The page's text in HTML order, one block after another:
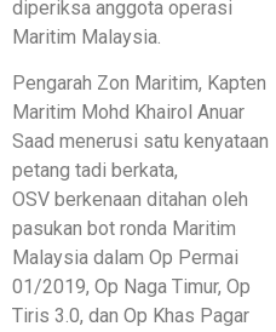
diperiksa anggota operasi
Maritim Malaysia.
Pengarah Zon Maritim, Kapten
Maritim Mohd Khairol Anuar
Saad menerusi satu kenyataan
petang tadi berkata,
OSV berkenaan ditahan oleh
pasukan bot ronda Maritim
Malaysia dalam Op Permai
01/2019, Op Naga Timur, Op
Tiris 3.0, dan Op Khas Pagar